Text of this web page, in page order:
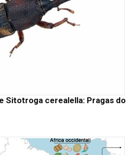
Sitotroga cerealella: Pragas do